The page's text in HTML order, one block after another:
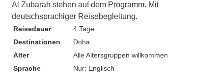
Al Zubarah stehen auf dem Programm. Mit
deutschsprachiger Reisebegleitung.
Reisedauer
4 Tage
Destinationen
Doha
Alter
Alle Altersgruppen willkommen
Sprache
Nur: Englisch